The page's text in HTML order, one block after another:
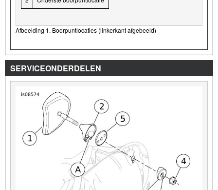
Afbeelding 1. Boorpuntlocaties (linkerkant afgebeeld)
SERVICEONDERDELEN